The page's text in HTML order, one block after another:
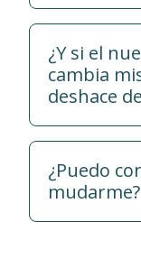
¿Y si el
cambia
deshace
¿Puedo
mudarme?